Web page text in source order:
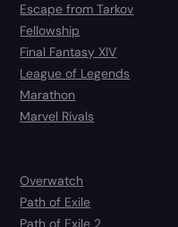
Escape from Tarkov
Fellowship
Final Fantasy XIV
League of Legends
Marathon
Marvel Rivals
Overwatch
Path of Exile
Path of Exile 2